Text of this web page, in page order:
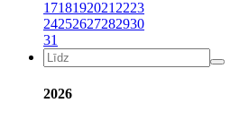
1718192021 2223
24252627282930
31
2026